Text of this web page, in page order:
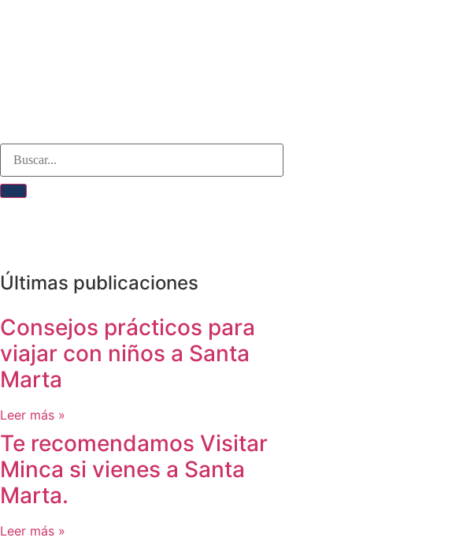
Últimas publicaciones
Consejos prácticos para
viajar con niños a Santa
Marta
Leer más »
Te recomendamos Visitar
Minca si vienes a Santa
Marta.
Leer más »